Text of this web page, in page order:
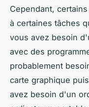
Cependant,
à certaines tâches
vous avez besoin
avec des
probablement
carte graphique
avez besoin d'un